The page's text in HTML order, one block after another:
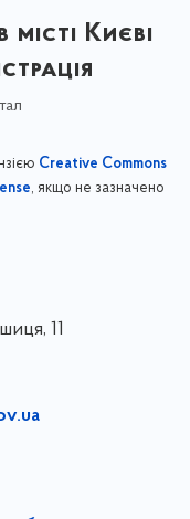
Києві
Creative Commons
, якщо не зазначено
11